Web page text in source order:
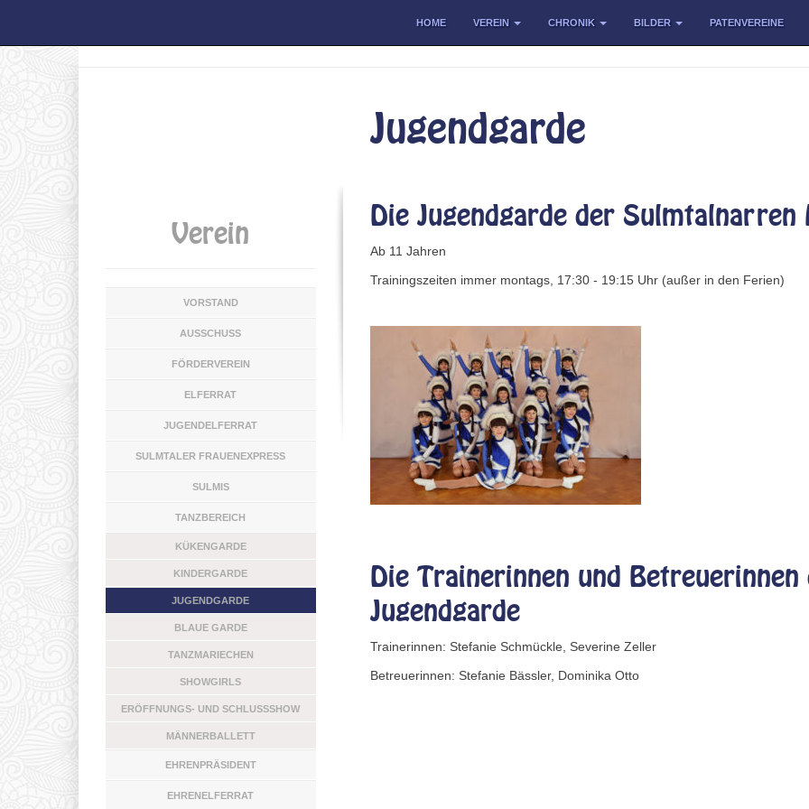
HOME VEREIN CHRONIK BILDER PATENVEREINE
Jugendgarde
Verein
VORSTAND
AUSSCHUSS
FÖRDERVEREIN
ELFERRAT
JUGENDELFERRAT
SULMTALER FRAUENEXPRESS
SULMIS
TANZBEREICH
KÜKENGARDE
KINDERGARDE
JUGENDGARDE
BLAUE GARDE
TANZMARIECHEN
SHOWGIRLS
ERÖFFNUNGS- UND SCHLUSSSHOW
MÄNNERBALLETT
EHRENPRÄSIDENT
EHRENELFERRAT
Die Jugendgarde der Sulmtalnarren
Ab 11 Jahren
Trainingszeiten immer montags, 17:30 - 19:15 Uhr (außer in den Ferien)
Die Trainerinnen und Betreuerinnen
Jugendgarde
Trainerinnen: Stefanie Schmückle, Severine Zeller
Betreuerinnen: Stefanie Bässler, Dominika Otto